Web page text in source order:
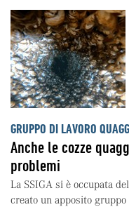
GRUPPO DI LAVORO
Anche le cozze
problemi
La SSIGA si è occupata
creato un apposito